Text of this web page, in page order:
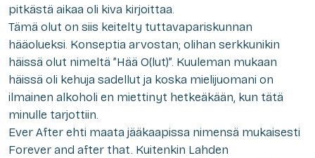
pitkästä aikaa oli kiva kirjoittaa.
Tämä olut on siis keitelty tuttavapariskunnan
hääolueksi. Konseptia arvostan; olihan serkkunikin
häissä olut nimeltä ”Hää O(lut)”. Kuuleman mukaan
häissä oli kehuja sadellut ja koska mielijuomani on
ilmainen alkoholi en miettinyt hetkeäkään, kun tätä
minulle tarjottiin.
Ever After ehti maata jääkaapissa nimensä mukaisesti
Forever and after that. Kuitenkin Lahden